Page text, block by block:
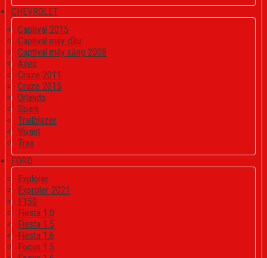
CHEVROLET
Captival 2015
Captival máy dầu
Captival máy xăng 2008
Aveo
Cruze 2011
Cruze 2015
Orlando
Spark
Trailblazer
Vivant
Trax
FORD
Explorer
Exproler 2021
F150
Fiesta 1.0
Fiesta 1.5
Fiesta 1.6
Focus 1.5